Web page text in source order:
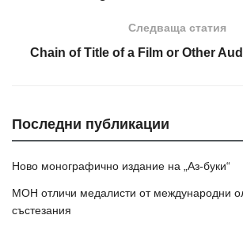
Следваща статия
Chain of Title of a Film or Other
Последни публикации
Ново монографично издание на „Аз-буки“
МОН отличи медалисти от международни
състезания